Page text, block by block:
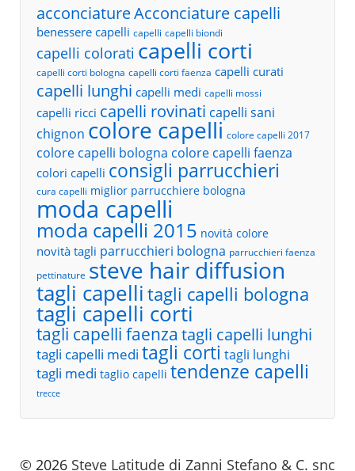
acconciatureAcconciature capelli
benessere capelli capelli capelli biondi
capelli colorati capelli corti
capelli corti bologna capelli corti faenza capelli curati
capelli lunghi capelli medi capelli mossi
capelli ricci capelli rovinati capelli sani
chignon colore capelli colore capelli 2017
colore capelli bologna colore capelli faenza
colori capelli consigli parrucchieri
cura capelli miglior parrucchiere bologna
moda capelli
moda capelli 2015 novità colore
novità tagli parrucchieri bologna parrucchieri faenza
pettinature steve hair diffusion
tagli capelli tagli capelli bologna
tagli capelli corti
tagli capelli faenza tagli capelli lunghi
tagli capelli medi tagli corti tagli lunghi
tagli medi taglio capelli tendenze capelli
trecce
© 2026 Steve Latitude di Zanni Stefano & C. snc